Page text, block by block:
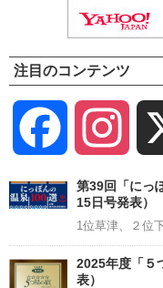
注目のコンテンツ
Facebook
第39回「にっ
15日号発表）
1位草津、２位
2025年度「５
表）